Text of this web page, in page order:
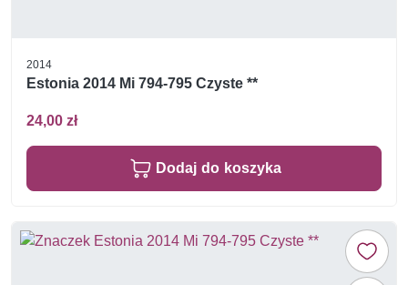
2014
Estonia 2014 Mi 794-795 Czyste **
24,00 zł
Dodaj do koszyka